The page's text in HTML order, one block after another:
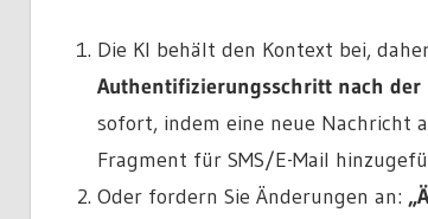
Die KI behält den Kontext bei,
Authentifizierungsschritt nach der
sofort, indem eine neue Nachricht
Fragment für SMS/E-Mail
Oder fordern Sie Änderungen an: